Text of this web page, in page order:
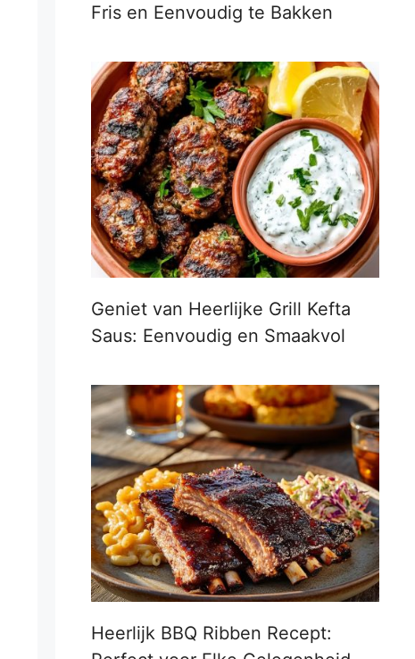
Fris en Eenvoudig te Bakken
Geniet van Heerlijke Grill Kefta
Saus: Eenvoudig en Smaakvol
Heerlijk BBQ Ribben Recept: